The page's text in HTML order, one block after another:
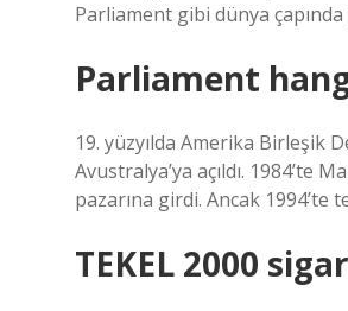
Parliament gibi dünya
Parliament
19. yüzyılda Amerika Birleşik
Avustralya’ya açıldı. 1984’te
pazarına girdi. Ancak 1994’te
TEKEL 2000